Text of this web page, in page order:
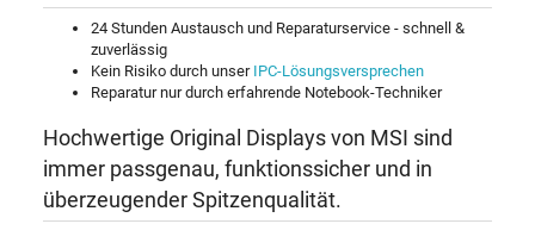
24 Stunden Austausch und Reparaturservice - schnell &
zuverlässig
Kein Risiko durch unser IPC-Lösungsversprechen
Reparatur nur durch erfahrende Notebook-Techniker
Hochwertige Original Displays von MSI sind
immer passgenau, funktionssicher und in
überzeugender Spitzenqualität.